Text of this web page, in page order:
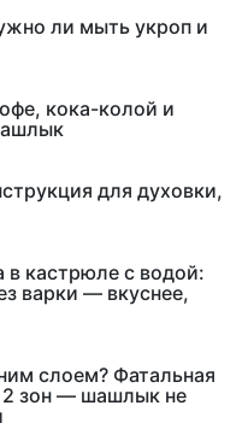
ли мыть укроп и
кока-колой и
для духовки,
в кастрюле с водой:
варки — вкуснее,
слоем? Фатальная
2 зон — шашлык не